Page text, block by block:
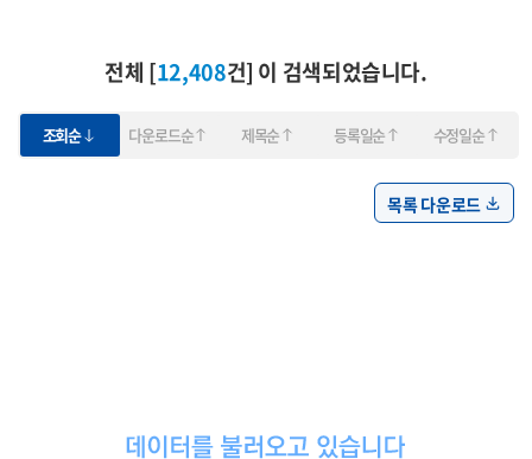
전체 [12,408건] 이 검색되었습니다.
조회순 다운로드순 제목순 등록일순 수정일순
목록 다운로드